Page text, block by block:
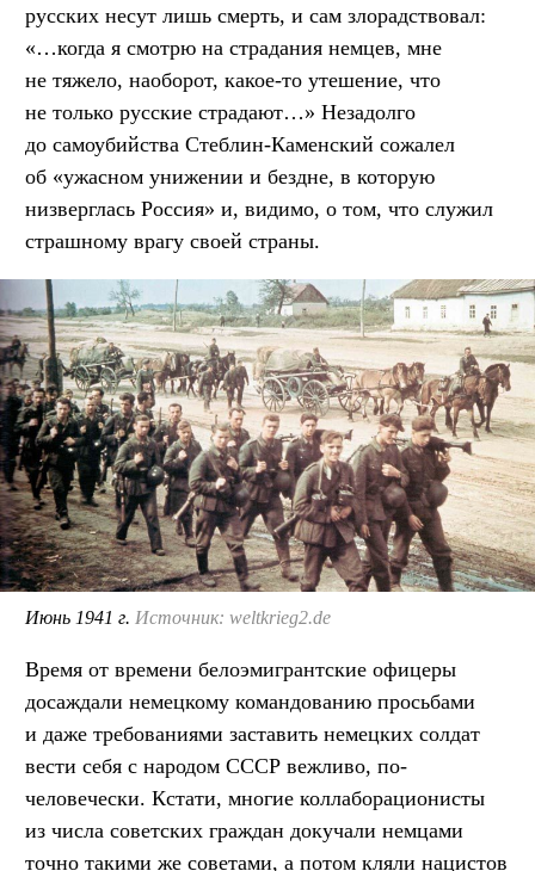
русских несут лишь смерть, и сам злорадствовал:
«…когда я смотрю на страдания немцев, мне
не тяжело, наоборот, какое-то утешение, что
не только русские страдают…» Незадолго
до самоубийства Стеблин-Каменский сожалел
об «ужасном унижении и бездне, в которую
низверглась Россия» и, видимо, о том, что служил
страшному врагу своей страны.
Июнь 1941 г. Источник: weltkrieg2.de
Время от времени белоэмигрантские офицеры
досаждали немецкому командованию просьбами
и даже требованиями заставить немецких солдат
вести себя с народом СССР вежливо, по-
человечески. Кстати, многие коллаборационисты
из числа советских граждан докучали немцами
точно такими же советами, а потом кляли нацистов